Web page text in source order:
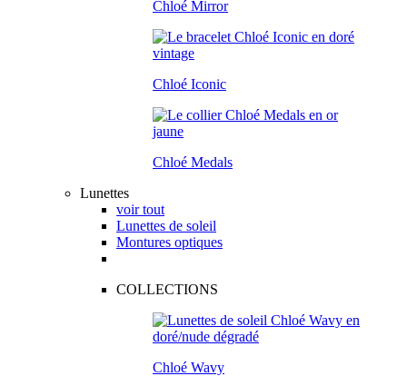
Chloé Mirror
Chloé Iconic
Chloé Medals
Lunettes
voir tout
Lunettes de soleil
Montures optiques
COLLECTIONS
Chloé Wavy